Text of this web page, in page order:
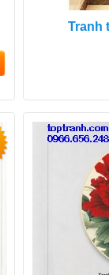
Tranh